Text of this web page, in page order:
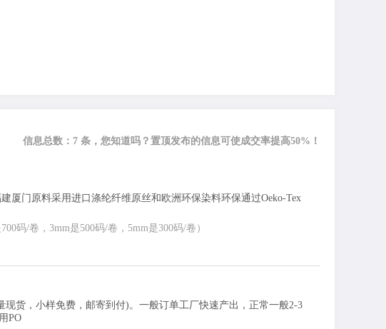
信息总数：7 条，您知道吗？置顶发布的信息可使成交率提高50%！
厦门原料采用进口涤纶纤维原丝和欧洲环保染料环保通过Oeko-Tex
码/卷，3mm是500码/卷，5mm是300码/卷）
货，小样免费，邮寄到付)。一般订单工厂快速产出，正常一般2-3
PO